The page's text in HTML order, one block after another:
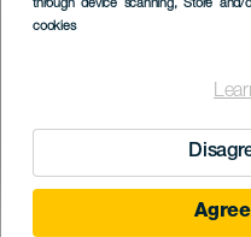
through device scanning, Store and/
cookies